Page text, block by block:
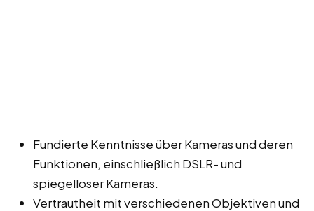
Fundierte Kenntnisse über Kameras und deren
Funktionen, einschließlich DSLR- und
spiegelloser Kameras.
Vertrautheit mit verschiedenen Objektiven und